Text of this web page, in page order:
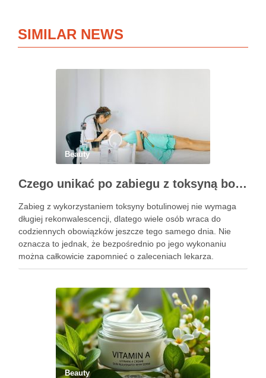
SIMILAR NEWS
Beauty
Czego unikać po zabiegu z toksyną botulinową?
Zabieg z wykorzystaniem toksyny botulinowej nie wymaga
długiej rekonwalescencji, dlatego wiele osób wraca do
codziennych obowiązków jeszcze tego samego dnia. Nie
oznacza to jednak, że bezpośrednio po jego wykonaniu
można całkowicie zapomnieć o zaleceniach lekarza.
Pierwsze godziny i dni po zabiegu mają znaczenie dla
Beauty